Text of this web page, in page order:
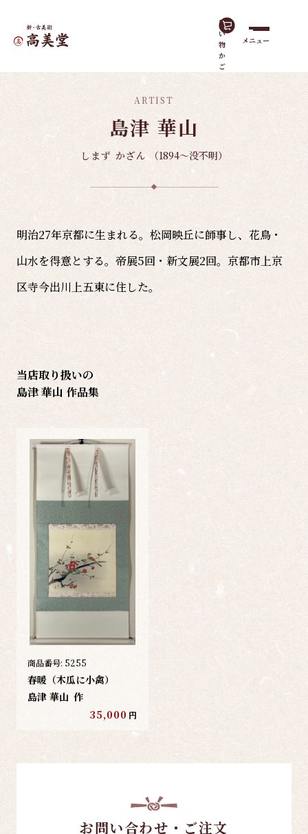
買
い
物
か
ご
メニュー
ホーム諸作家
ARTIST
島津 華山
しまず かざん （1894～没不明）
明治27年京都に生まれる。松岡映丘に師事し、花鳥・
山水を得意とする。帝展5回・新文展2回。京都市上京
区寺今出川上五東に住した。
当店取り扱いの
島津 華山 作品集
商品番号: 5255
春暖（木瓜に小禽）
島津 華山 作
35,000 円
お問い合わせ・ご注文